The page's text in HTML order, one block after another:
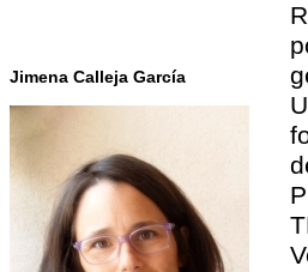
Jimena Calleja García